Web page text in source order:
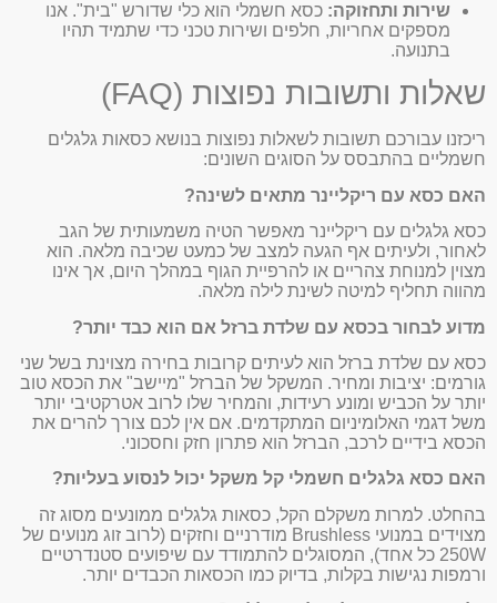
שירות ותחזוקה: כסא חשמלי הוא כלי שדורש "בית". אנו
מספקים אחריות, חלפים ושירות טכני כדי שתמיד תהיו
בתנועה.
שאלות ותשובות נפוצות (FAQ)
ריכזנו עבורכם תשובות לשאלות נפוצות בנושא כסאות גלגלים
חשמליים בהתבסס על הסוגים השונים:
האם כסא עם ריקליינר מתאים לשינה?
כסא גלגלים עם ריקליינר מאפשר הטיה משמעותית של הגב
לאחור, ולעיתים אף הגעה למצב של כמעט שכיבה מלאה. הוא
מצוין למנוחת צהריים או להרפיית הגוף במהלך היום, אך אינו
מהווה תחליף למיטה לשינת לילה מלאה.
מדוע לבחור בכסא עם שלדת ברזל אם הוא כבד יותר?
כסא עם שלדת ברזל הוא לעיתים קרובות בחירה מצוינת בשל שני
גורמים: יציבות ומחיר. המשקל של הברזל "מיישב" את הכסא טוב
יותר על הכביש ומונע רעידות, והמחיר שלו לרוב אטרקטיבי יותר
משל דגמי האלומיניום המתקדמים. אם אין לכם צורך להרים את
הכסא בידיים לרכב, הברזל הוא פתרון חזק וחסכוני.
האם כסא גלגלים חשמלי קל משקל יכול לנסוע בעליות?
בהחלט. למרות משקלם הקל, כסאות גלגלים ממונעים מסוג זה
מצוידים במנועי Brushless מודרניים וחזקים (לרוב זוג מנועים של
250W כל אחד), המסוגלים להתמודד עם שיפועים סטנדרטיים
ורמפות נגישות בקלות, בדיוק כמו הכסאות הכבדים יותר.